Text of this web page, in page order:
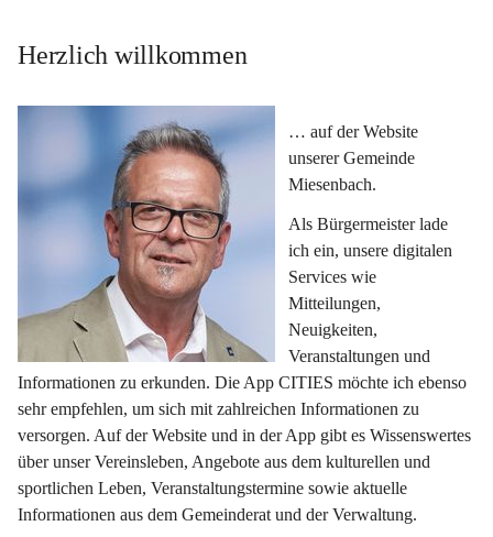
Herzlich willkommen
… auf der Website
unserer Gemeinde
Miesenbach.
Als Bürgermeister lade
ich ein, unsere digitalen
Services wie
Mitteilungen,
Neuigkeiten,
Veranstaltungen und
Informationen zu erkunden. Die App CITIES möchte ich ebenso
sehr empfehlen, um sich mit zahlreichen Informationen zu
versorgen. Auf der Website und in der App gibt es Wissenswertes
über unser Vereinsleben, Angebote aus dem kulturellen und
sportlichen Leben, Veranstaltungstermine sowie aktuelle
Informationen aus dem Gemeinderat und der Verwaltung.